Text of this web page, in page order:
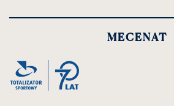
spowoduje
rozmiarów
oryginalnych
MECENAT